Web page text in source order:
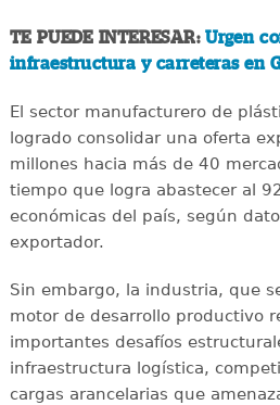
TE PUEDE INTERESAR:Urgen
infraestructura y carreteras en
El sector manufacturero de
logrado consolidar una oferta
millones hacia más de 40
tiempo que logra abastecer al
económicas del país, según
exportador.
Sin embargo, la industria, que
motor de desarrollo productivo
importantes desafíos
infraestructura logística,
cargas arancelarias que